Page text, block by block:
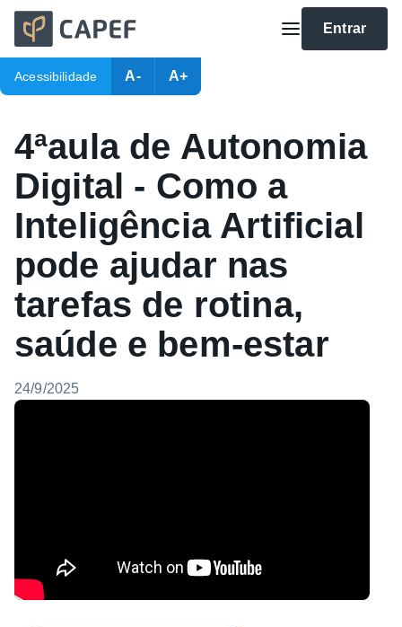
Entrar
Acessibilidade A- A+
4ªaula de Autonomia
Digital - Como a
Inteligência Artificial
pode ajudar nas
tarefas de rotina,
saúde e bem-estar
24/9/2025